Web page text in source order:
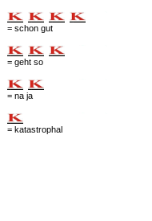
= schon gut
= geht so
= na ja
= katastrophal